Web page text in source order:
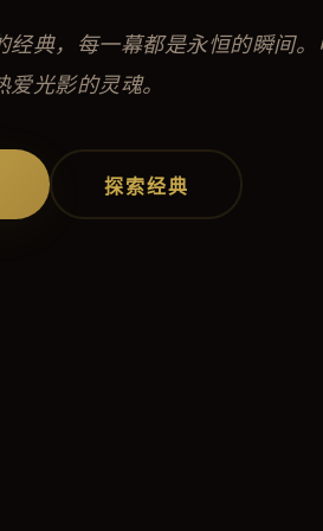
经典，每一幕都是永恒的瞬间。
光影的灵魂。
探索经典